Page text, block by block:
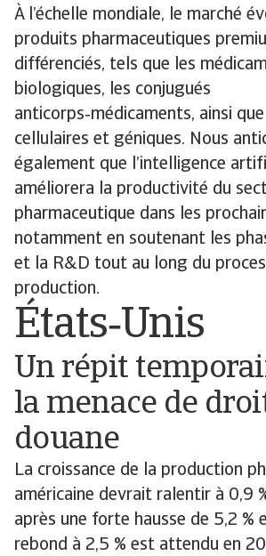
À l’échelle mondiale, le marché
produits pharmaceutiques
différenciés, tels que les
biologiques, les conjugués
anticorps‑médicaments, ainsi
cellulaires et géniques. Nous
également que l’intelligence
améliorera la productivité du
pharmaceutique dans les
notamment en soutenant les
et la R&D tout au long du
production.
États‑Unis
Un répit
la menace de
douane
La croissance de la production
américaine devrait ralentir à 0,9
après une forte hausse de 5,2 %
rebond à 2,5 % est attendu en